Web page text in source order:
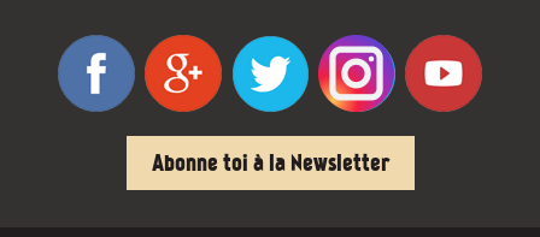
Abonne toi à la Newsletter